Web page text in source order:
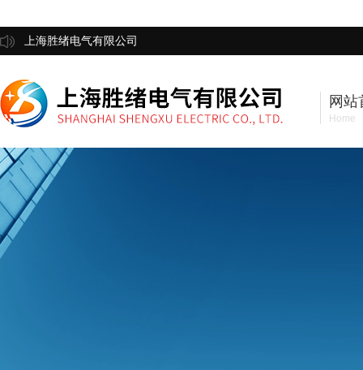
上海胜绪电气有限公司
网站
Home